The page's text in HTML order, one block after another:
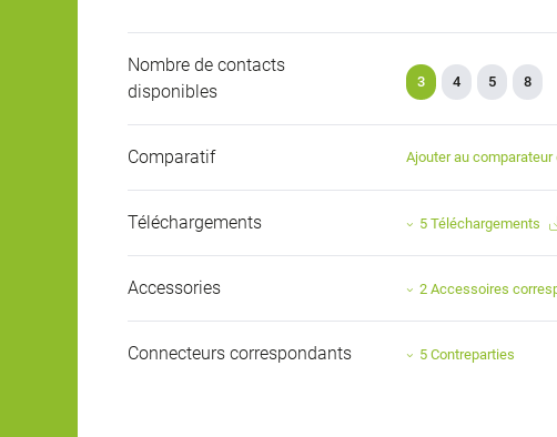
Nombre de contacts
disponibles
3 4 5 8
Comparatif Ajouter au comparateur
Téléchargements 5 Téléchargements
Accessories 2 Accessoires
Connecteurs correspondants 5 Contreparties